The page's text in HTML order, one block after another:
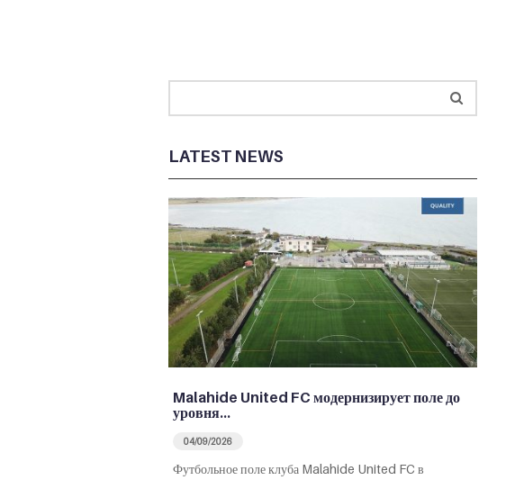
LATEST NEWS
Malahide United FC модернизирует поле до
уровня…
04/09/2026
Футбольное поле клуба Malahide United FC в